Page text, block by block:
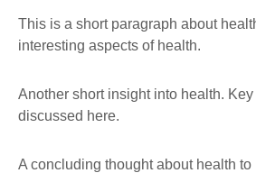
This is a short paragraph about
interesting aspects of health.
Another short insight into health.
discussed here.
A concluding thought about health to